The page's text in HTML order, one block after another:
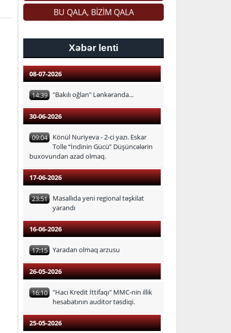
BU QALA, BİZİM QALA
Xəbər lenti
08-07-2026
14:39 "Bakılı oğlan" Lənkəranda...
30-06-2026
09:04
Könül Nuriyeva - 2-ci yazı. Eskar
Tolle “İndinin Gücü” Düşüncələrin
buxovundan azad olmaq.
17-06-2026
23:51
Masallıda yeni regional təşkilat
yarandı
16-06-2026
17:15 Yaradan olmaq arzusu
26-05-2026
16:10 "Hacı Kredit İttifaqı" MMC-nin illik
hesabatının auditor təsdiqi.
25-05-2026